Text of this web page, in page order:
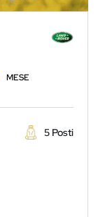
MESE
5 Posti